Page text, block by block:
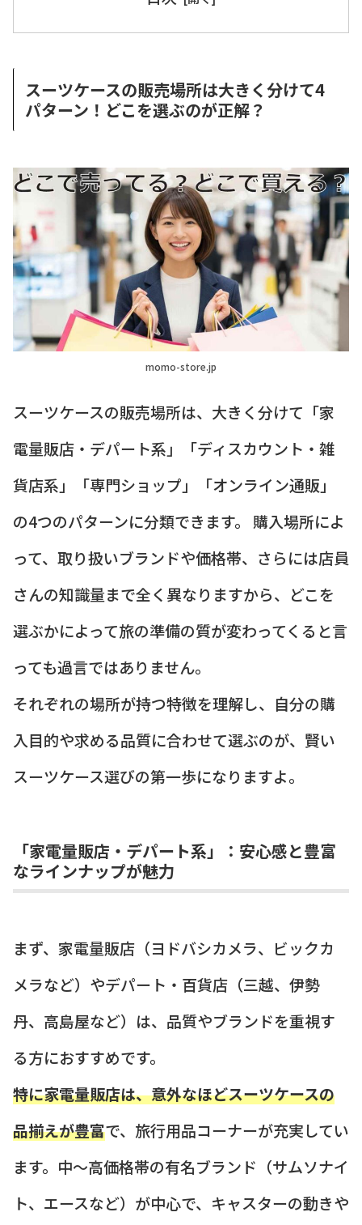
スーツケースの販売場所は大きく分けて4
パターン！どこを選ぶのが正解？
momo-store.jp
スーツケースの販売場所は、大きく分けて「家
電量販店・デパート系」「ディスカウント・雑
貨店系」「専門ショップ」「オンライン通販」
の4つのパターンに分類できます。 購入場所によ
って、取り扱いブランドや価格帯、さらには店員
さんの知識量まで全く異なりますから、どこを
選ぶかによって旅の準備の質が変わってくると言
っても過言ではありません。
それぞれの場所が持つ特徴を理解し、自分の購
入目的や求める品質に合わせて選ぶのが、賢い
スーツケース選びの第一歩になりますよ。
「家電量販店・デパート系」：安心感と豊富
なラインナップが魅力
まず、家電量販店（ヨドバシカメラ、ビックカ
メラなど）やデパート・百貨店（三越、伊勢
丹、高島屋など）は、品質やブランドを重視す
る方におすすめです。
特に家電量販店は、意外なほどスーツケースの
品揃えが豊富で、旅行用品コーナーが充実してい
ます。中〜高価格帯の有名ブランド（サムソナイ
ト、エースなど）が中心で、キャスターの動きや